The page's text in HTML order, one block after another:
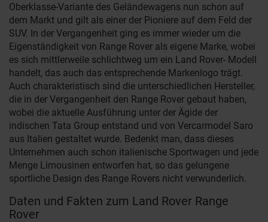
Oberklasse-Variante des Geländewagens nun schon auf
dem Markt und gilt als einer der Pioniere auf dem Feld der
SUV. In der Vergangenheit ging es immer wieder um die
Eigenständigkeit von Range Rover als eigene Marke, wobei
es sich mittlerweile schlichtweg um ein Land Rover- Modell
handelt, das auch das entsprechende Markenlogo trägt.
Auch charakteristisch sind die unterschiedlichen Hersteller,
die in der Vergangenheit den Range Rover gebaut haben,
wobei die aktuelle Ausführung unter der Ägide der
indischen Tata Group entstand und von Vercarmodel Saro
aus Italien gestaltet wurde. Bedenkt man, dass dieses
Unternehmen auch schon italienische Sportwagen und jede
Menge Limousinen entworfen hat, so das gelungene
sportliche Design des Range Rovers nicht verwunderlich.
Daten und Fakten zum Land Rover Range
Rover